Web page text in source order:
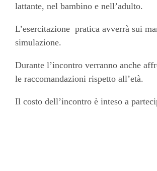
lattante, nel bambino e nell’adulto.
L’esercitazione pratica avverrà sui
simulazione.
Durante l’incontro verranno anche
le raccomandazioni rispetto all’età.
Il costo dell’incontro è inteso a